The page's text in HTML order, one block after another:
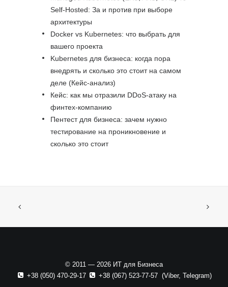
Self-Hosted: За и против при выборе
архитектуры
Docker vs Kubernetes: что выбрать для
вашего проекта
Kubernetes для бизнеса: когда пора
внедрять и сколько это стоит на самом
деле (Кейс-анализ)
Кейс: как мы отразили DDoS-атаку на
финтех-компанию
Пентест для бизнеса: зачем нужно
тестирование на проникновение и
сколько это стоит
© 2011 — 2026 ИТ для Бизнеса
+38 (050) 470-29-17
+38 (067) 523-77-57(Viber, Telegram)